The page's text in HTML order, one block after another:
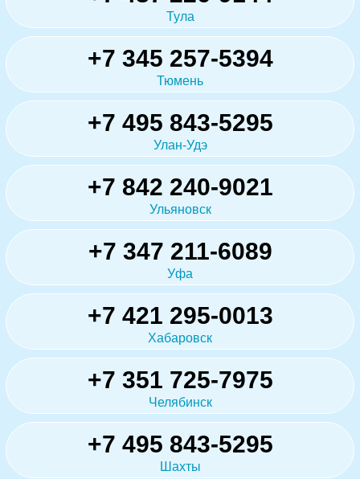
Тула
+7 345 257-5394
Тюмень
+7 495 843-5295
Улан-Удэ
+7 842 240-9021
Ульяновск
+7 347 211-6089
Уфа
+7 421 295-0013
Хабаровск
+7 351 725-7975
Челябинск
+7 495 843-5295
Шахты